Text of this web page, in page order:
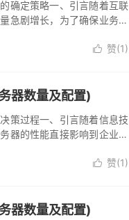
确定策略一、引言随着互联
急剧增长，为了确保业务正
利用率、可扩展性等因素来
 赞(1)
器数量及配置)
策过程一、引言随着信息技
器的性能直接影响到企业的
题，本文将详细阐述这一过
 赞(1)
器数量及配置)